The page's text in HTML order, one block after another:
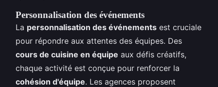
Personnalisation des événements
La personnalisation des événements est cruciale
pour répondre aux attentes des équipes. Des
cours de cuisine en équipe aux défis créatifs,
chaque activité est conçue pour renforcer la
cohésion d'équipe. Les agences proposent